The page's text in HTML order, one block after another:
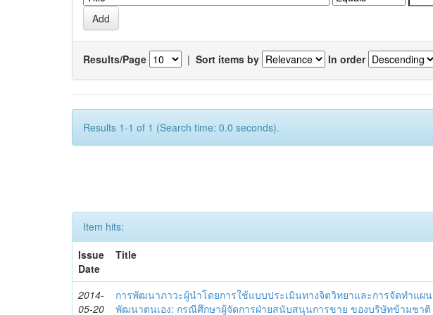
Results/Page | Sort items by In order
Results 1-1 of 1 (Search time: 0.0 seconds).
Item hits:
Issue
Date
Title
2014-
05-20
การพัฒนาภาวะผู้นำโดยการใช้แบบประเมินทางจิตวิทยาและการจัดทำแผน
พัฒนาตนเอง: กรณีศึกษาผู้จัดการฝ่ายสนับสนุนการขาย ของบริษัทข้ามชาติ